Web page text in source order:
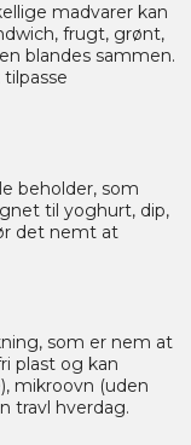
madvarer kan
frugt, grønt,
blandes sammen.
beholder, som
til yoghurt, dip,
det nemt at
som er nem at
plast og kan
mikroovn (uden
travl hverdag.